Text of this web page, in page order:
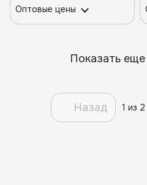
Оптовые цены
Показать еще
Назад 1 из 2